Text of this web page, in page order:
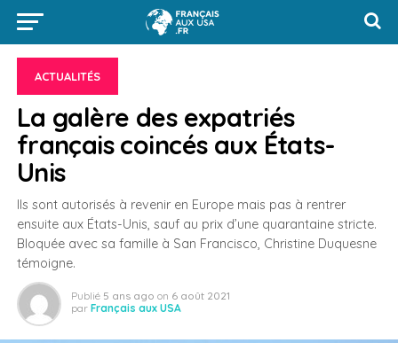
ACTUALITÉS
La galère des expatriés
français coincés aux États-
Unis
Ils sont autorisés à revenir en Europe mais pas à rentrer
ensuite aux États-Unis, sauf au prix d’une quarantaine stricte.
Bloquée avec sa famille à San Francisco, Christine Duquesne
témoigne.
Publié 5 ans ago on 6 août 2021
par Français aux USA